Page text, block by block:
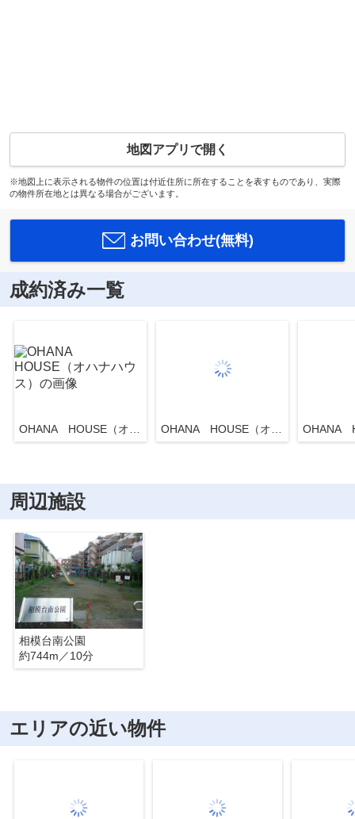
地図アプリで開く
※地図上に表示される物件の位置は付近住所に所在することを表すものであり、実際
の物件所在地とは異なる場合がございます。
お問い合わせ(無料)
成約済み一覧
周辺施設
相模台南公園
約744m／10分
エリアの近い物件